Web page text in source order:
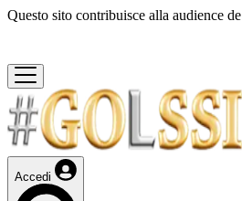
Questo sito contribuisce alla audience de
Accedi